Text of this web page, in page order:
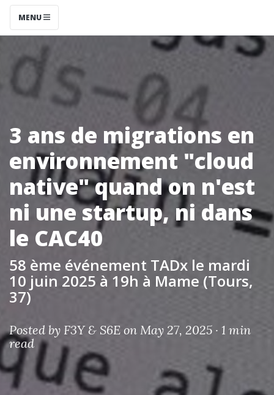
MENU
3 ans de migrations en
environnement "cloud
native" quand on n'est
ni une startup, ni dans
le CAC40
58 ème événement TADx le mardi
10 juin 2025 à 19h à Mame (Tours,
37)
Posted by F3Y & S6E on May 27, 2025 · 1 min
read